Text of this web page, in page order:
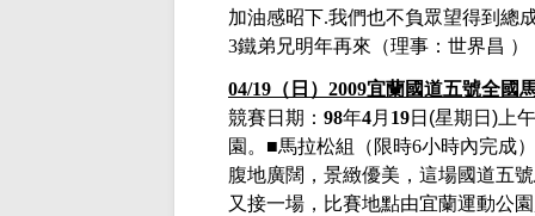
加油感昭下.我們也不負眾望得到總
3鐵弟兄明年再來 （理事：世界昌 ）
04/19 （日） 2009宜蘭國道五號全國
競賽日期： 98年4月 19日 (星期日 ) 上午
園。■馬拉松組（限時6小時內完成
腹地廣闊，景緻優美，這場國道五
又接一場，比賽地點由宜蘭運動公